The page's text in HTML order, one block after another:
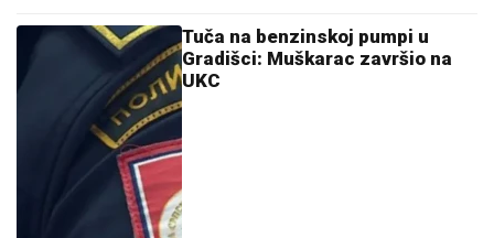
Tuča na benzinskoj pumpi u
Gradišci: Muškarac završio na
UKC